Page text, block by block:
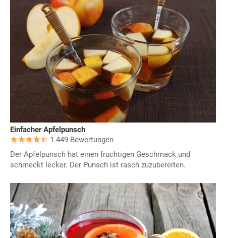
Einfacher Apfelpunsch
1.449 Bewertungen
Der Apfelpunsch hat einen fruchtigen Geschmack und
schmeckt lecker. Der Punsch ist rasch zuzubereiten.